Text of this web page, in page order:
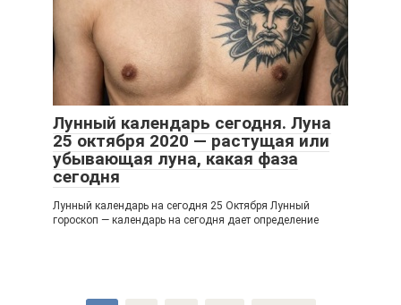
Лунный календарь сегодня. Луна
25 октября 2020 — растущая или
убывающая луна, какая фаза
сегодня
Лунный календарь на сегодня 25 Октября Лунный
гороскоп — календарь на сегодня дает определение